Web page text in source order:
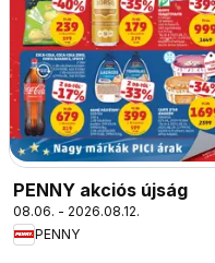
PENNY akciós újság
08.06. - 2026.08.12.
PENNY